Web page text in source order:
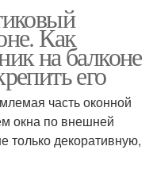
Как
на балконе
его
часть оконной
окна по внешней
только декоративную,